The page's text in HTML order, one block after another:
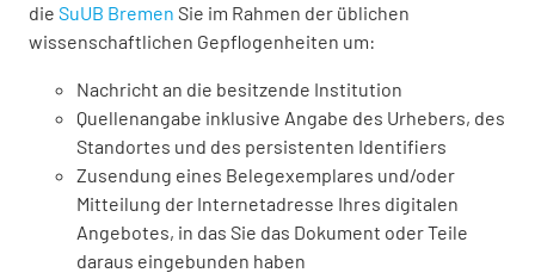
die SuUB Bremen Sie im Rahmen der üblichen
wissenschaftlichen Gepflogenheiten um:
Nachricht an die besitzende Institution
Quellenangabe inklusive Angabe des Urhebers, des
Standortes und des persistenten Identifiers
Zusendung eines Belegexemplares und/oder
Mitteilung der Internetadresse Ihres digitalen
Angebotes, in das Sie das Dokument oder Teile
daraus eingebunden haben